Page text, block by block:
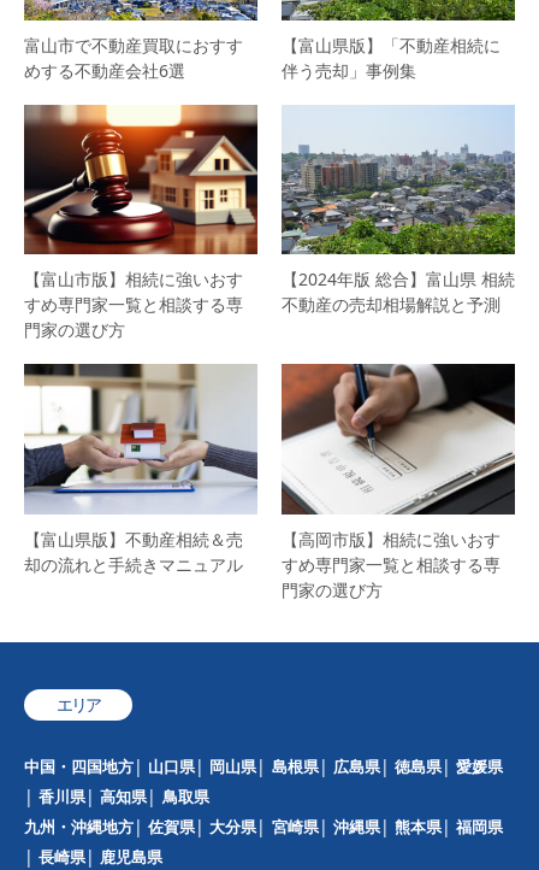
富山市で不動産買取におすす
めする不動産会社6選
【富山県版】「不動産相続に
伴う売却」事例集
【富山市版】相続に強いおす
すめ専門家一覧と相談する専
門家の選び方
【2024年版 総合】富山県 相続
不動産の売却相場解説と予測
【富山県版】不動産相続＆売
却の流れと手続きマニュアル
【高岡市版】相続に強いおす
すめ専門家一覧と相談する専
門家の選び方
エリア
中国・四国地方 山口県 岡山県 島根県 広島県 徳島県
愛媛県
香川県
高知県
鳥取県
九州・沖縄地方
佐賀県 大分県 宮崎県 沖縄県 熊本県
福岡県
長崎県
鹿児島県